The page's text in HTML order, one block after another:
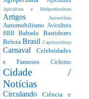
Apicultura e Meliponicultura
Artigos Autoestima
Automobilismo Avicultura
BBBBabado Bastidores
Beleza Brasil Caprinocultura
Carnaval Celebridades
e Famosos Ciclismo
Cidade /
Notícias
CirculandoCiência e